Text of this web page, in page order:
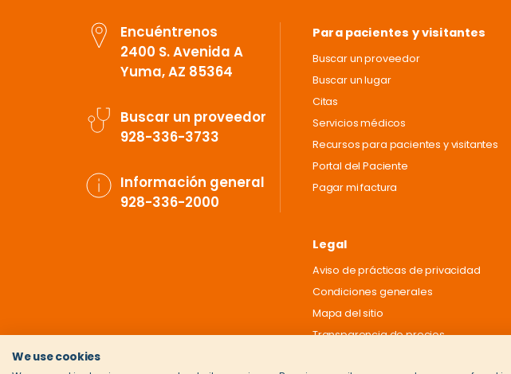
Encuéntrenos
2400 S. Avenida A
Yuma, AZ 85364
Buscar un proveedor
928-336-3733
Información general
928-336-2000
Para pacientes y visitantes
Buscar un proveedor
Buscar un lugar
Citas
Servicios médicos
Recursos para pacientes y visitantes
Portal del Paciente
Pagar mi factura
Legal
Aviso de prácticas de privacidad
Condiciones generales
Mapa del sitio
Transparencia de precios
We use cookies